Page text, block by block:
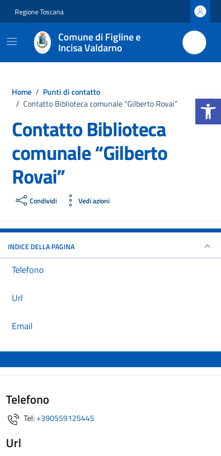
Apri la
Regione Toscana
Comune di Figline e
Incisa Valdarno
Home / Punti di contatto
/ Contatto Biblioteca comunale “Gilberto Rovai”
Contatto Biblioteca
comunale “Gilberto
Rovai”
Condividi Vedi azioni
INDICE DELLA PAGINA
Telefono
Url
Email
Telefono
Tel: +390559125445
Url